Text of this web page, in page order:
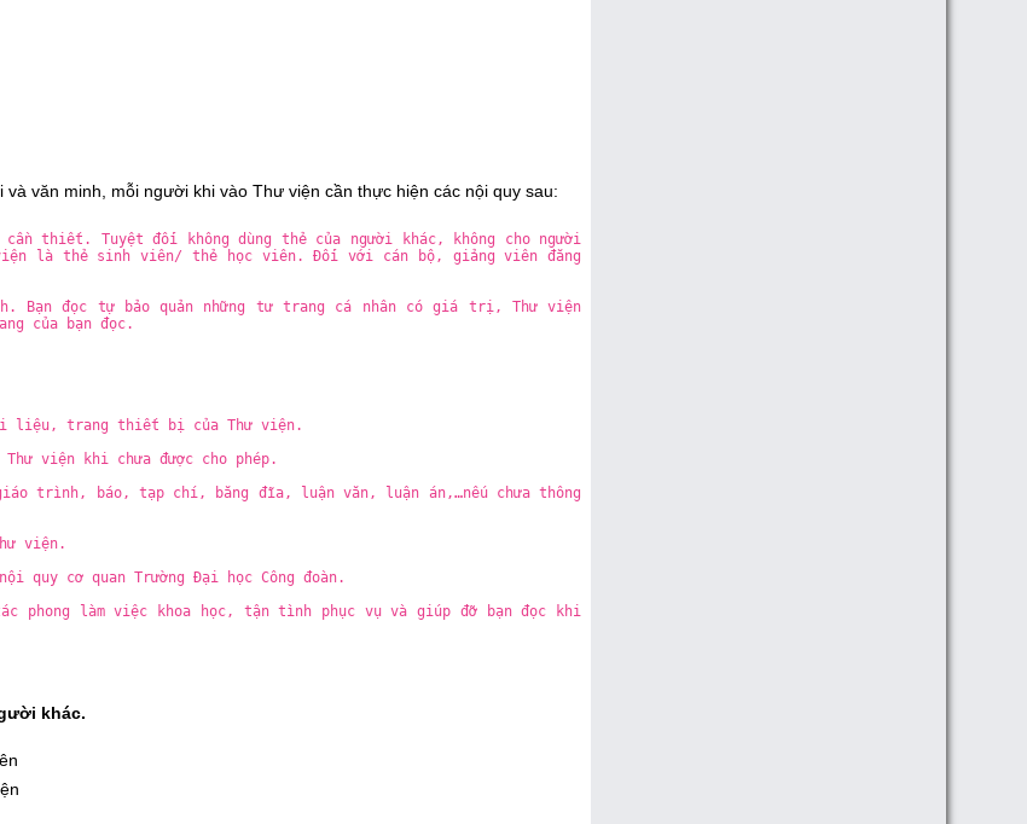
văn minh, mỗi người khi vào Thư viện cần thực hiện các nội quy sau:
thiết. Tuyệt đối không dùng thẻ của người khác, không cho người
là thẻ sinh viên/ thẻ học viên. Đối với cán bộ, giảng viên đăng
Bạn đọc tự bảo quản những tư trang cá nhân có giá trị, Thư viện
của bạn đọc.
liệu, trang thiết bị của Thư viện.
viện khi chưa được cho phép.
trình, báo, tạp chí, băng đĩa, luận văn, luận án,…nếu chưa thông
viện.
quy cơ quan Trường Đại học Công đoàn.
phong làm việc khoa học, tận tình phục vụ và giúp đỡ bạn đọc khi
khác.